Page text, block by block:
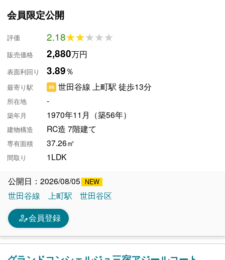
会員限定公開
評価 2.18★★★★★
★★★★★
販売価格 2,880万円
表面利回り 3.89％
最寄り駅 世田谷線 上町駅 徒歩13分
所在地 -
築年月 1970年11月（築56年）
建物構造 RC造 7階建て
専有面積 37.26㎡
間取り 1LDK
公開日：2026/08/05
世田谷線
上町駅 世田谷区
person_edit会員登録